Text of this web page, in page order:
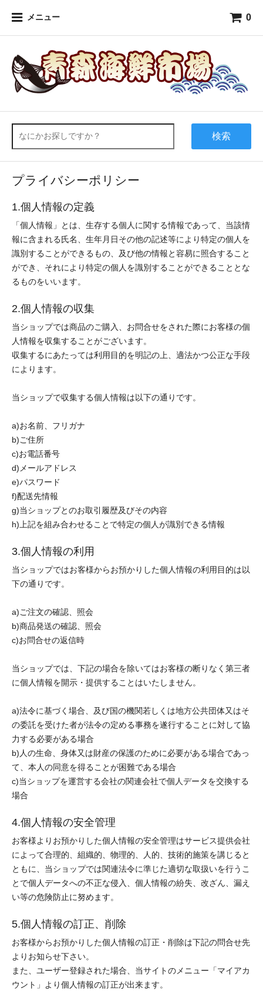
メニュー 0
検索
プライバシーポリシー
1.個人情報の定義
「個人情報」とは、生存する個人に関する情報であって、当該情
報に含まれる氏名、生年月日その他の記述等により特定の個人を
識別することができるもの、及び他の情報と容易に照合すること
ができ、それにより特定の個人を識別することができることとな
るものをいいます。
2.個人情報の収集
当ショップでは商品のご購入、お問合せをされた際にお客様の個
人情報を収集することがございます。
収集するにあたっては利用目的を明記の上、適法かつ公正な手段
によります。
当ショップで収集する個人情報は以下の通りです。
a)お名前、フリガナ
b)ご住所
c)お電話番号
d)メールアドレス
e)パスワード
f)配送先情報
g)当ショップとのお取引履歴及びその内容
h)上記を組み合わせることで特定の個人が識別できる情報
3.個人情報の利用
当ショップではお客様からお預かりした個人情報の利用目的は以
下の通りです。
a)ご注文の確認、照会
b)商品発送の確認、照会
c)お問合せの返信時
当ショップでは、下記の場合を除いてはお客様の断りなく第三者
に個人情報を開示・提供することはいたしません。
a)法令に基づく場合、及び国の機関若しくは地方公共団体又はそ
の委託を受けた者が法令の定める事務を遂行することに対して協
力する必要がある場合
b)人の生命、身体又は財産の保護のために必要がある場合であっ
て、本人の同意を得ることが困難である場合
c)当ショップを運営する会社の関連会社で個人データを交換する
場合
4.個人情報の安全管理
お客様よりお預かりした個人情報の安全管理はサービス提供会社
によって合理的、組織的、物理的、人的、技術的施策を講じると
ともに、当ショップでは関連法令に準じた適切な取扱いを行うこ
とで個人データへの不正な侵入、個人情報の紛失、改ざん、漏え
い等の危険防止に努めます。
5.個人情報の訂正、削除
お客様からお預かりした個人情報の訂正・削除は下記の問合せ先
よりお知らせ下さい。
また、ユーザー登録された場合、当サイトのメニュー「マイアカ
ウント」より個人情報の訂正が出来ます。